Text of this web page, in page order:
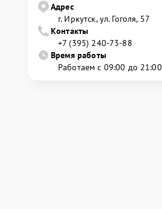
Адрес
г. Иркутск, ул. ​Гоголя, 57
Контакты
+7 (395) 240-73-88
Время работы
Работаем с 09:00 до 21:00